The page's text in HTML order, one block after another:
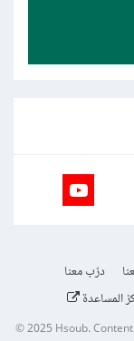
درّب معنا
المساعدة
© 2025Hsoub.